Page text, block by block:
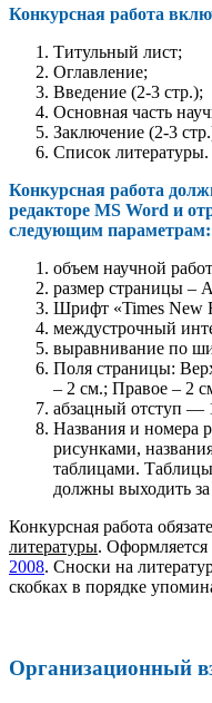
Конкурсная работа
Титульный лист;
Оглавление;
Введение (2-3 стр.);
Основная часть
Заключение (2-3
Список литературы.
Конкурсная работа
редакторе MS Word и
следующим параметрам:
объем научной
размер страницы –
Шрифт «Times New
междустрочный
выравнивание по
Поля страницы:
– 2 см.; Правое – 2
абзацный отступ —
Названия и номера
рисунками,
таблицами.
должны выходить за
Конкурсная работа
литературы. Оформляется
2008. Сноски на
скобках в порядке
Организационный